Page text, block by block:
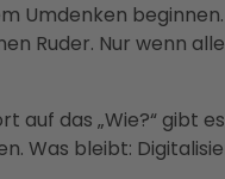
Umdenken
Ruder. Nur wenn
auf das „Wie?“ gibt
Was bleibt: